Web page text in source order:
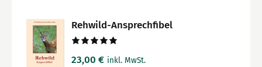
Rehwild-Ansprechfibel
mit5.00
23,00 € inkl. MwSt.